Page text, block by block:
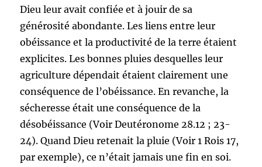
Dieu leur avait confiée et à jouir de sa
générosité abondante. Les liens entre leur
obéissance et la productivité de la terre étaient
explicites. Les bonnes pluies desquelles leur
agriculture dépendait étaient clairement une
conséquence de l’obéissance. En revanche, la
sécheresse était une conséquence de la
désobéissance (Voir Deutéronome 28.12 ; 23-
24). Quand Dieu retenait la pluie (Voir 1 Rois 17,
par exemple), ce n’était jamais une fin en soi.